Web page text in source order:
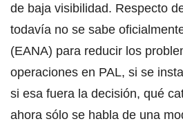
de baja visibilidad. Respecto
todavía no se sabe
(EANA) para reducir los
operaciones en PAL, si se
si esa fuera la decisión, qué
ahora sólo se habla de una